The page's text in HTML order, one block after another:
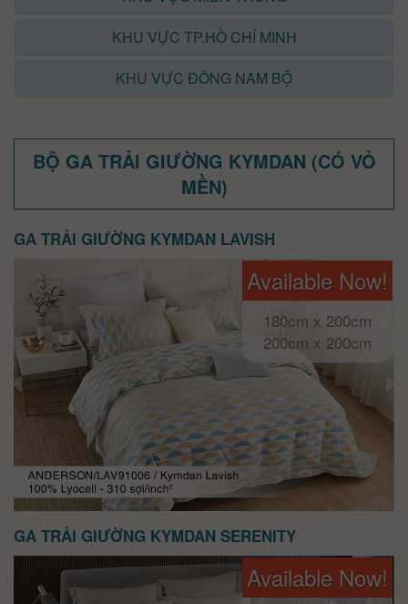
KHU VỰC TP.HỒ CHÍ MINH
KHU VỰC ĐÔNG NAM BỘ
BỘ GA TRẢI GIƯỜNG KYMDAN (CÓ VỎ
MỀN)
GA TRẢI GIƯỜNG KYMDAN LAVISH
Available Now!
180cm x 200cm
200cm x 200cm
GA TRẢI GIƯỜNG KYMDAN SERENITY
Available Now!